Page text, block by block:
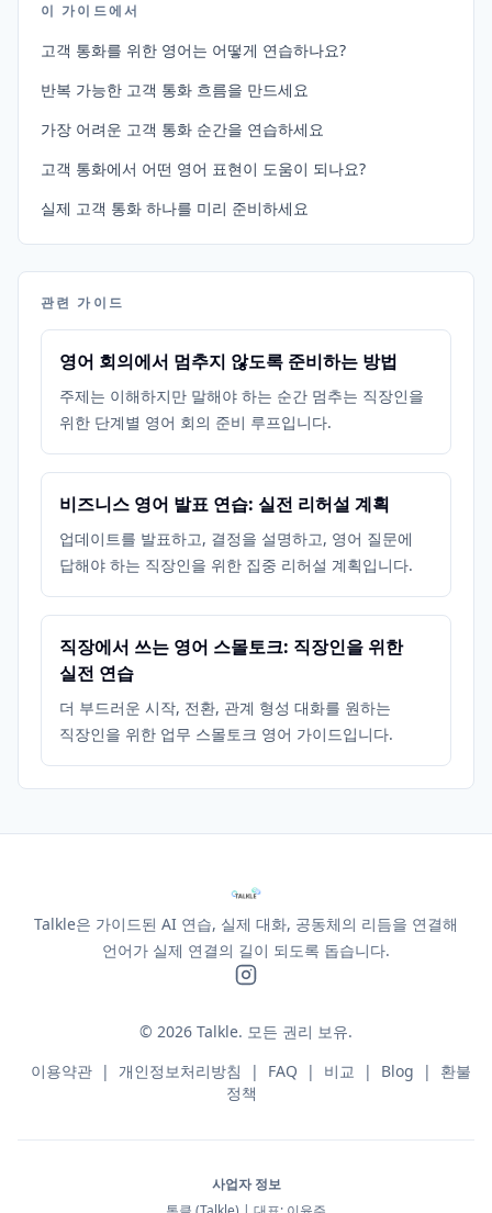
이 가이드에서
고객 통화를 위한 영어는 어떻게 연습하나요?
반복 가능한 고객 통화 흐름을 만드세요
가장 어려운 고객 통화 순간을 연습하세요
고객 통화에서 어떤 영어 표현이 도움이 되나요?
실제 고객 통화 하나를 미리 준비하세요
관련 가이드
영어 회의에서 멈추지 않도록 준비하는 방법
주제는 이해하지만 말해야 하는 순간 멈추는 직장인을
위한 단계별 영어 회의 준비 루프입니다.
비즈니스 영어 발표 연습: 실전 리허설 계획
업데이트를 발표하고, 결정을 설명하고, 영어 질문에
답해야 하는 직장인을 위한 집중 리허설 계획입니다.
직장에서 쓰는 영어 스몰토크: 직장인을 위한
실전 연습
더 부드러운 시작, 전환, 관계 형성 대화를 원하는
직장인을 위한 업무 스몰토크 영어 가이드입니다.
Talkle은 가이드된 AI 연습, 실제 대화, 공동체의 리듬을 연결해
언어가 실제 연결의 길이 되도록 돕습니다.
© 2026 Talkle. 모든 권리 보유.
이용약관
| 개인정보처리방침 | FAQ | 비교 | Blog |
환불
정책
사업자 정보